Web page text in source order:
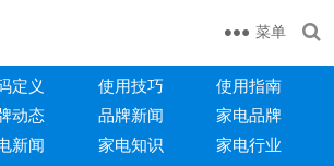
菜单
定义 使用技巧
使用指南
动态 品牌新闻
家电品牌
新闻 家电知识
家电行业